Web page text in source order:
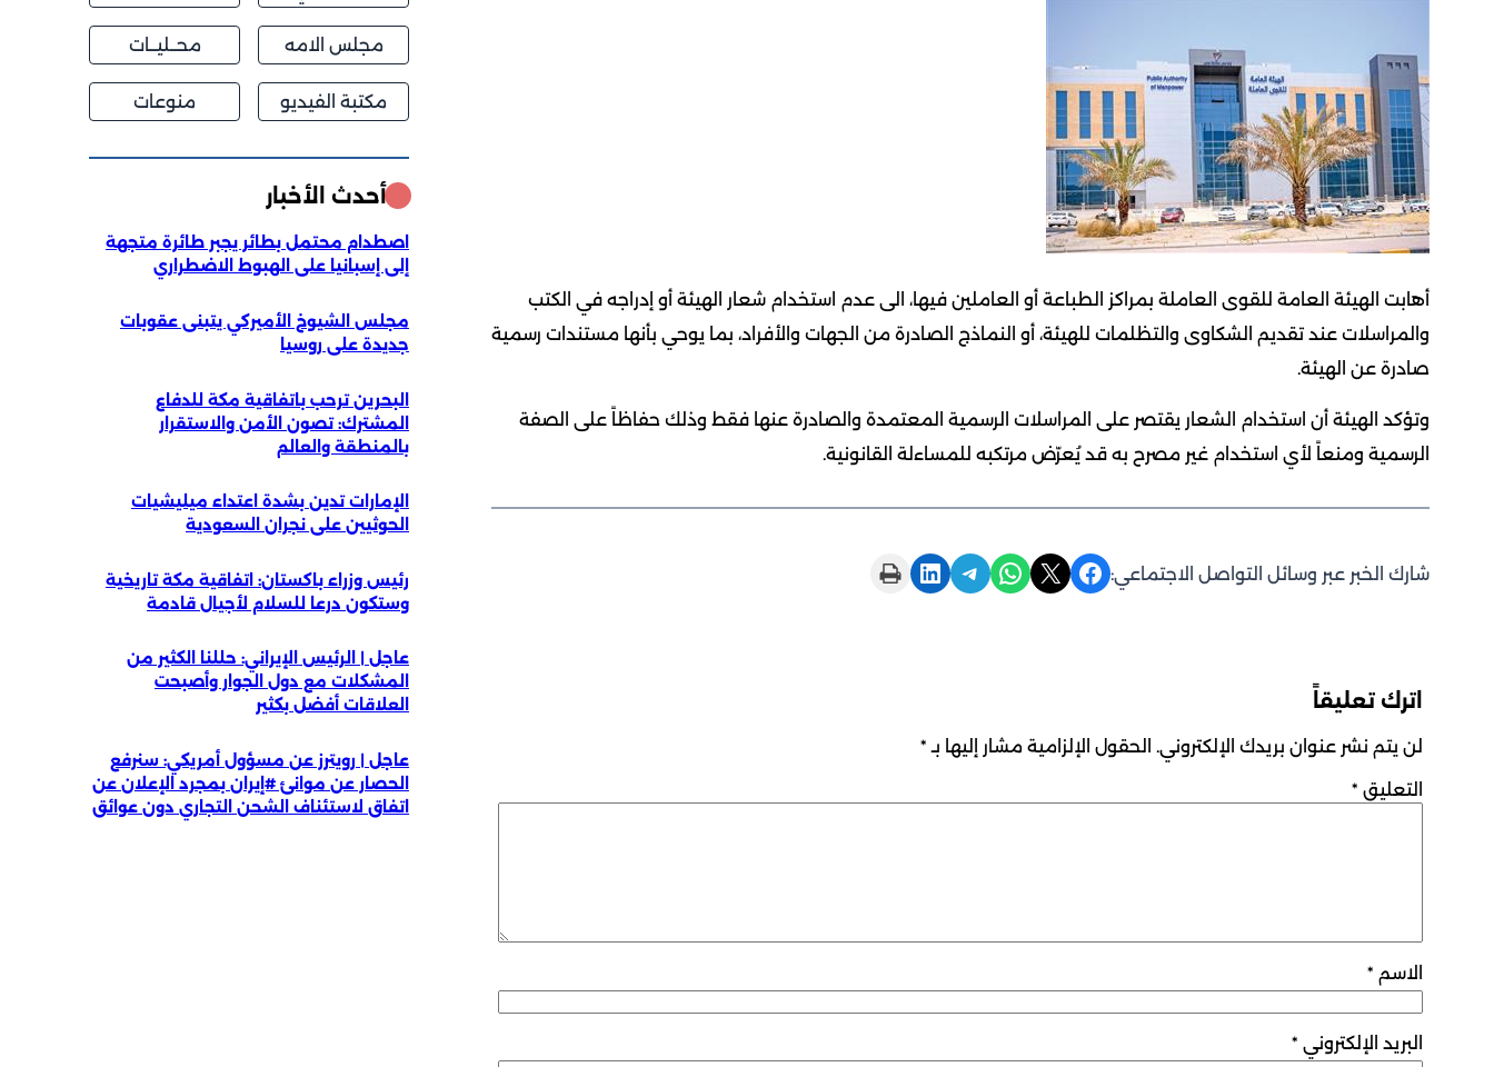
أهابت الهيئة العامة للقوى العاملة بمراكز الطباعة أو العاملين فيها، الى عدم استخدام شعار الهيئة أو إدراجه في الكتب
والمراسلات عند تقديم الشكاوى والتظلمات للهيئة، أو النماذج الصادرة من الجهات والأفراد، بما يوحي بأنها مستندات رسمية
صادرة عن الهيئة.
وتؤكد الهيئة أن استخدام الشعار يقتصر على المراسلات الرسمية المعتمدة والصادرة عنها فقط وذلك حفاظاً على الصفة
الرسمية ومنعاً لأي استخدام غير مصرح به قد يُعرّض مرتكبه للمساءلة القانونية.
شارك الخبر عبر وسائل التواصل الاجتماعي: Share on Facebook
Share on X
Share on WhatsApp
Share on Telegram
Share on LinkedIn
Print this Page
اترك تعليقاً
لن يتم نشر عنوان بريدك الإلكتروني. الحقول الإلزامية مشار إليها بـ *
التعليق *
الاسم *
البريد الإلكتروني *
مجلس الامه محــليــات
مكتبة الفيديو منوعات
أحدث الأخبار
اصطدام محتمل بطائر يجبر طائرة متجهة
إلى إسبانيا على الهبوط الاضطراري
مجلس الشيوخ الأميركي يتبنى عقوبات
جديدة على روسيا
البحرين ترحب باتفاقية مكة للدفاع
المشترك: تصون الأمن والاستقرار
بالمنطقة والعالم
الإمارات تدين بشدة اعتداء ميليشيات
الحوثيين على نجران السعودية
رئيس وزراء باكستان: اتفاقية مكة تاريخية
وستكون درعا للسلام لأجيال قادمة
عاجل | الرئيس الإيراني: حللنا الكثير من
المشكلات مع دول الجوار وأصبحت
العلاقات أفضل بكثير
عاجل | رويترز عن مسؤول أمريكي: سنرفع
الحصار عن موانئ #إيران بمجرد الإعلان عن
اتفاق لاستئناف الشحن التجاري دون عوائق